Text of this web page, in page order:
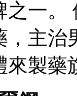
一。
，主
來製藥